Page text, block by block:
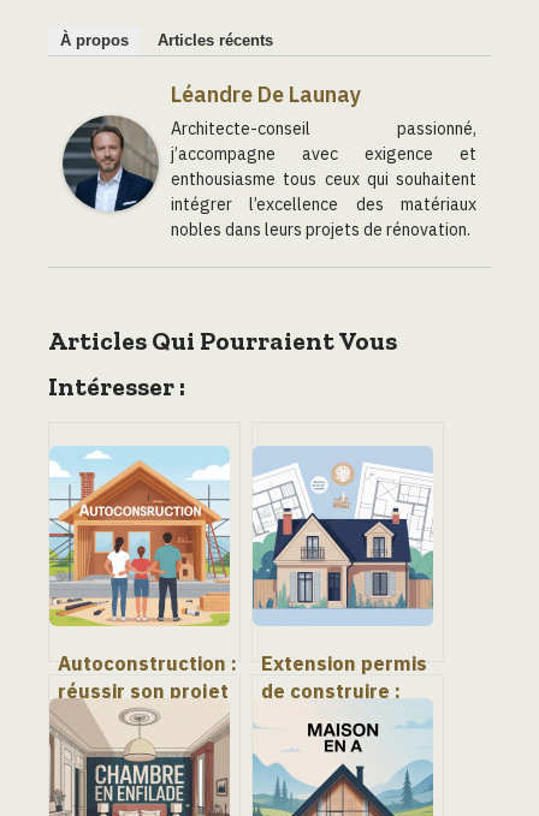
À propos Articles récents
Léandre De Launay
Architecte-conseil passionné,
j’accompagne avec exigence et
enthousiasme tous ceux qui souhaitent
intégrer l’excellence des matériaux
nobles dans leurs projets de rénovation.
Articles Qui Pourraient Vous
Intéresser :
Autoconstruction :
réussir son projet
de maison en
gérant risques,
budget et
autonomie
Extension permis
de construire :
règles, seuils et
démarches à
connaître